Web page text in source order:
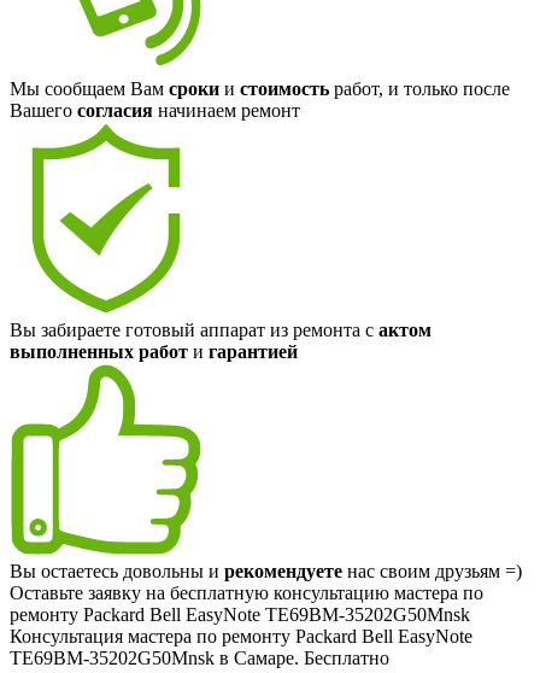
Мы сообщаем Вам сроки и стоимость работ, и только после
Вашего согласия начинаем ремонт
Вы забираете готовый аппарат из ремонта с актом
выполненных работ и гарантией
Вы остаетесь довольны и рекомендуете нас своим друзьям =)
Оставьте заявку на бесплатную консультацию мастера по
ремонту Packard Bell EasyNote TE69BM-35202G50Mnsk
Консультация мастера по ремонту Packard Bell EasyNote
TE69BM-35202G50Mnsk в Самаре. Бесплатно